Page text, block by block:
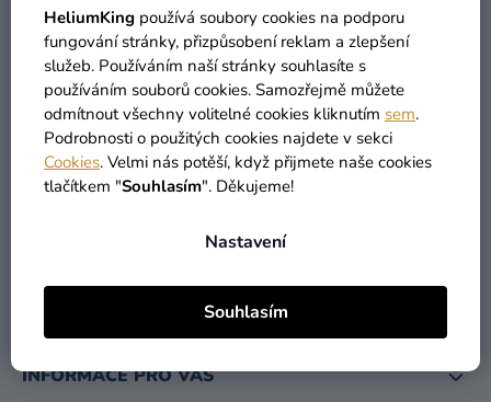
HeliumKing používá soubory cookies na podporu
fungování stránky, přizpůsobení reklam a zlepšení
služeb. Používáním naší stránky souhlasíte s
používáním souborů cookies. Samozřejmě můžete
odmítnout všechny volitelné cookies kliknutím sem.
Podrobnosti o použitých cookies najdete v sekci
Cookies. Velmi nás potěší, když přijmete naše cookies
tlačítkem "Souhlasím". Děkujeme!
Nastavení
Souhlasím
Párty
Výzdoba
a
doplňky
Kostýmy
Oblečení
Dárky
merch
Svátky
KONTAKT
info@heliumking.cz
INFORMACE PRO VÁS